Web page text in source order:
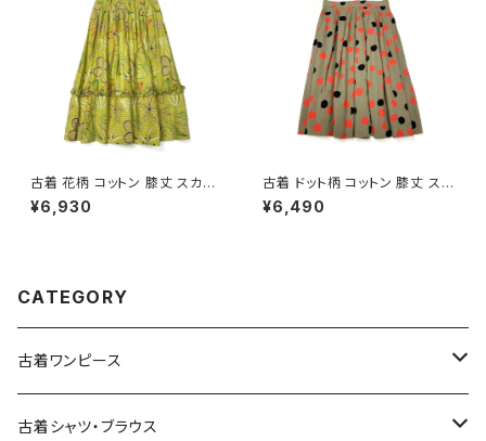
古着 花柄 コットン 膝丈 スカー
ト 黄 (ba2607007)
¥6,930
古着 ドット柄 コットン 膝丈 スカ
ート 茶 (ba2607006)
¥6,490
CATEGORY
古着ワンピース
古着長袖ワンピース
古着シャツ・ブラウス